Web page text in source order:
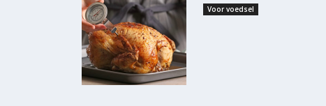
Voor voedsel